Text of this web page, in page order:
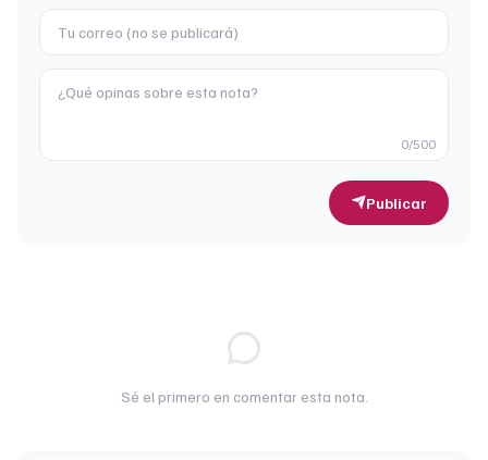
0/500
Publicar
Sé el primero en comentar esta nota.